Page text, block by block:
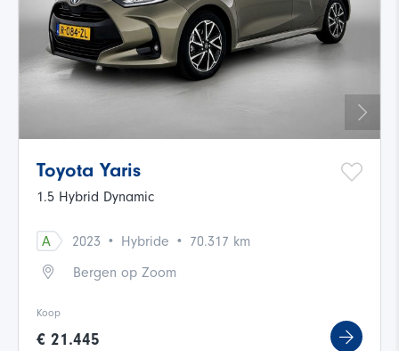
Toyota Yaris
1.5 Hybrid Dynamic
A 2023 · Hybride · 70.317 km
Bergen op Zoom
Koop
€ 21.445